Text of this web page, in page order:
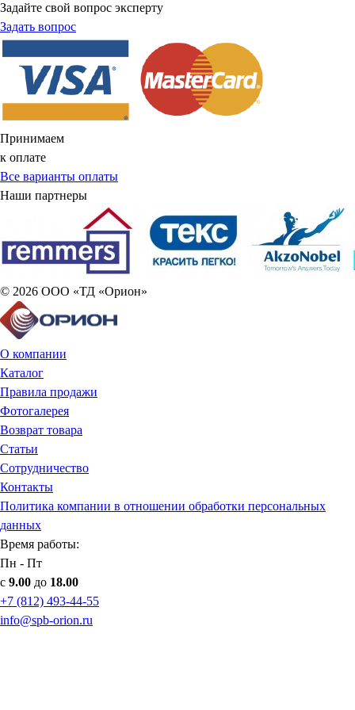
Задайте свой вопрос эксперту
Задать вопрос
Принимаем
к оплате
Все варианты оплаты
Наши партнеры
© 2026 ООО «ТД «Орион»
О компании
Каталог
Правила продажи
Фотогалерея
Возврат товара
Статьи
Сотрудничество
Контакты
Политика компании в отношении обработки персональных
данных
Время работы:
Пн - Пт
с 9.00 до 18.00
+7 (812) 493-44-55
info@spb-orion.ru